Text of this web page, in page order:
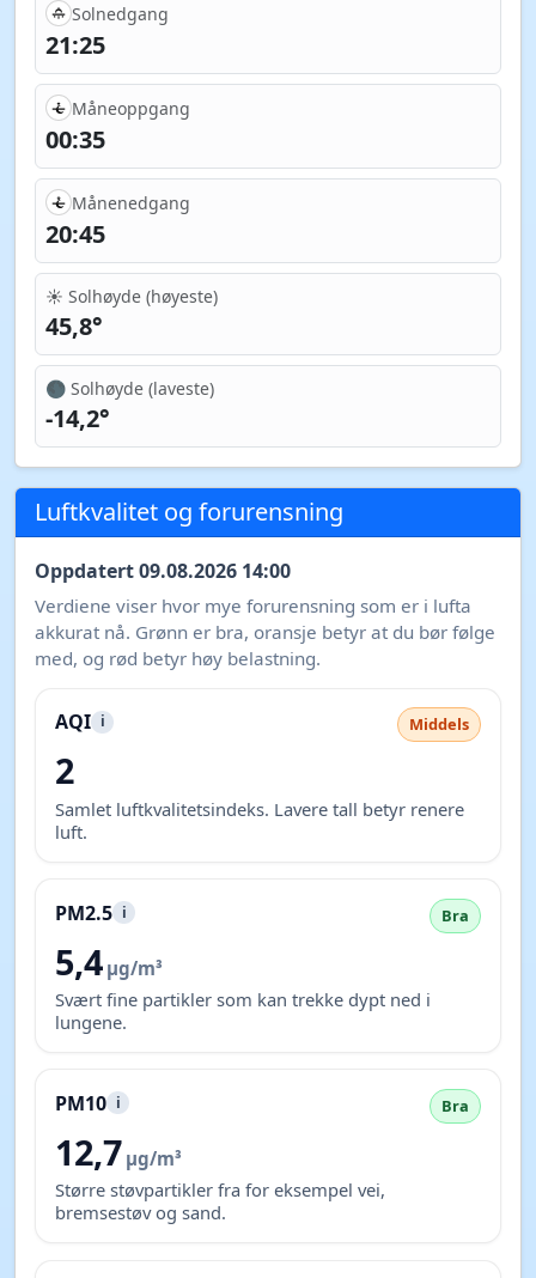
Solnedgang
21:25
Måneoppgang
00:35
Månenedgang
20:45
☀️ Solhøyde (høyeste)
45,8°
🌑 Solhøyde (laveste)
-14,2°
Luftkvalitet og forurensning
Oppdatert 09.08.2026 14:00
Verdiene viser hvor mye forurensning som er i lufta
akkurat nå. Grønn er bra, oransje betyr at du bør følge
med, og rød betyr høy belastning.
AQI i Middels
2
Samlet luftkvalitetsindeks. Lavere tall betyr renere
luft.
PM2.5 i Bra
5,4 µg/m³
Svært fine partikler som kan trekke dypt ned i
lungene.
PM10 i Bra
12,7 µg/m³
Større støvpartikler fra for eksempel vei,
bremsestøv og sand.